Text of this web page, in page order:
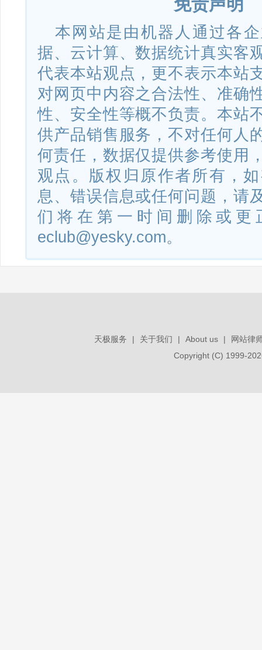
2020SR1891693
XMind ZEN 思维导图软件 2020SR1891694
XMind for iOS版思维导图软件 2020SR1891715
XMind UI Structure 整体界面框
架系统
2020SR1880472
XMind 8 Gantt Chart 甘特图构
建系统
2020SR1880596
XMind Works 思维导图软件 2020SR1880682
本网站是由机器人通过各
据、云计算、数据统计真实客
代表本站观点，更不表示本站
对网页中内容之合法性、准确
性、安全性等概不负责。本站
供产品销售服务，不对任何人
何责任，数据仅提供参考使用
观点。版权归原作者所有，
息、错误信息或任何问题，请
们将在第一时间删除或更
eclub@yesky.com。
天极服务 | 关于我们 | About us |
网站律
Copyright (C) 1999-